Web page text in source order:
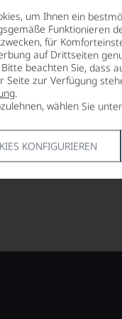
um Ihnen ein
Funktionieren
für
auf Drittseiten
beachten Sie, dass
Seite zur Verfügung
.
wählen Sie
KONFIGURIEREN
€
pro Flasche (0.75l), €